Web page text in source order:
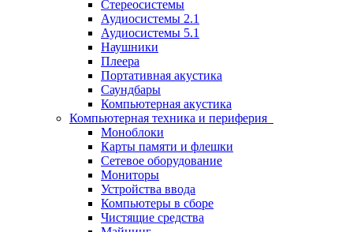
Стереосистемы
Аудиосистемы 2.1
Аудиосистемы 5.1
Наушники
Плеера
Портативная акустика
Саундбары
Компьютерная акустика
Компьютерная техника и периферия
Моноблоки
Карты памяти и флешки
Сетевое оборудование
Мониторы
Устройства ввода
Компьютеры в сборе
Чистящие средства